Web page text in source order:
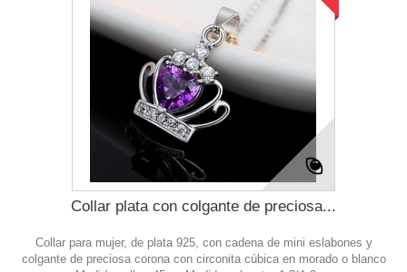
Collar plata con colgante de preciosa...
Collar para mujer, de plata 925, con cadena de mini eslabones y
colgante de preciosa corona con circonita cúbica en morado o blanco